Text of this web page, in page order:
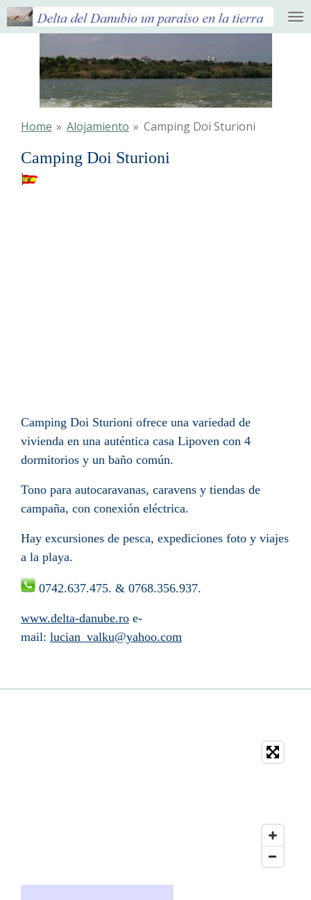
Ga
direct
hoofdinhoud
Home » Alojamiento » Camping Doi Sturioni
Camping Doi Sturioni
Camping Doi Sturioni ofrece una variedad de
vivienda en una auténtica casa Lipoven con 4
dormitorios y un baño común.
Tono para autocaravanas, caravens y tiendas de
campaña, con conexión eléctrica.
Hay excursiones de pesca, expediciones foto y viajes
a la playa.
0742.637.475. & 0768.356.937.
www.delta-danube.ro e-
mail: lucian_valku@yahoo.com